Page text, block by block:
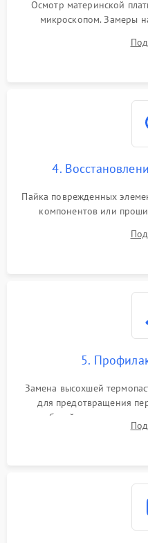
Осмотр материнской
микроскопом. Замеры
процессора и
диска и оперативной
4.
Пайка поврежденных
компонентов или
матрицы, замена
SSD или
5.
Замена высохшей
для предотвращения
кабелей, подключение
надежная фиксация